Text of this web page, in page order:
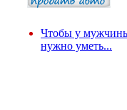
Чтобы у
нужно уметь...